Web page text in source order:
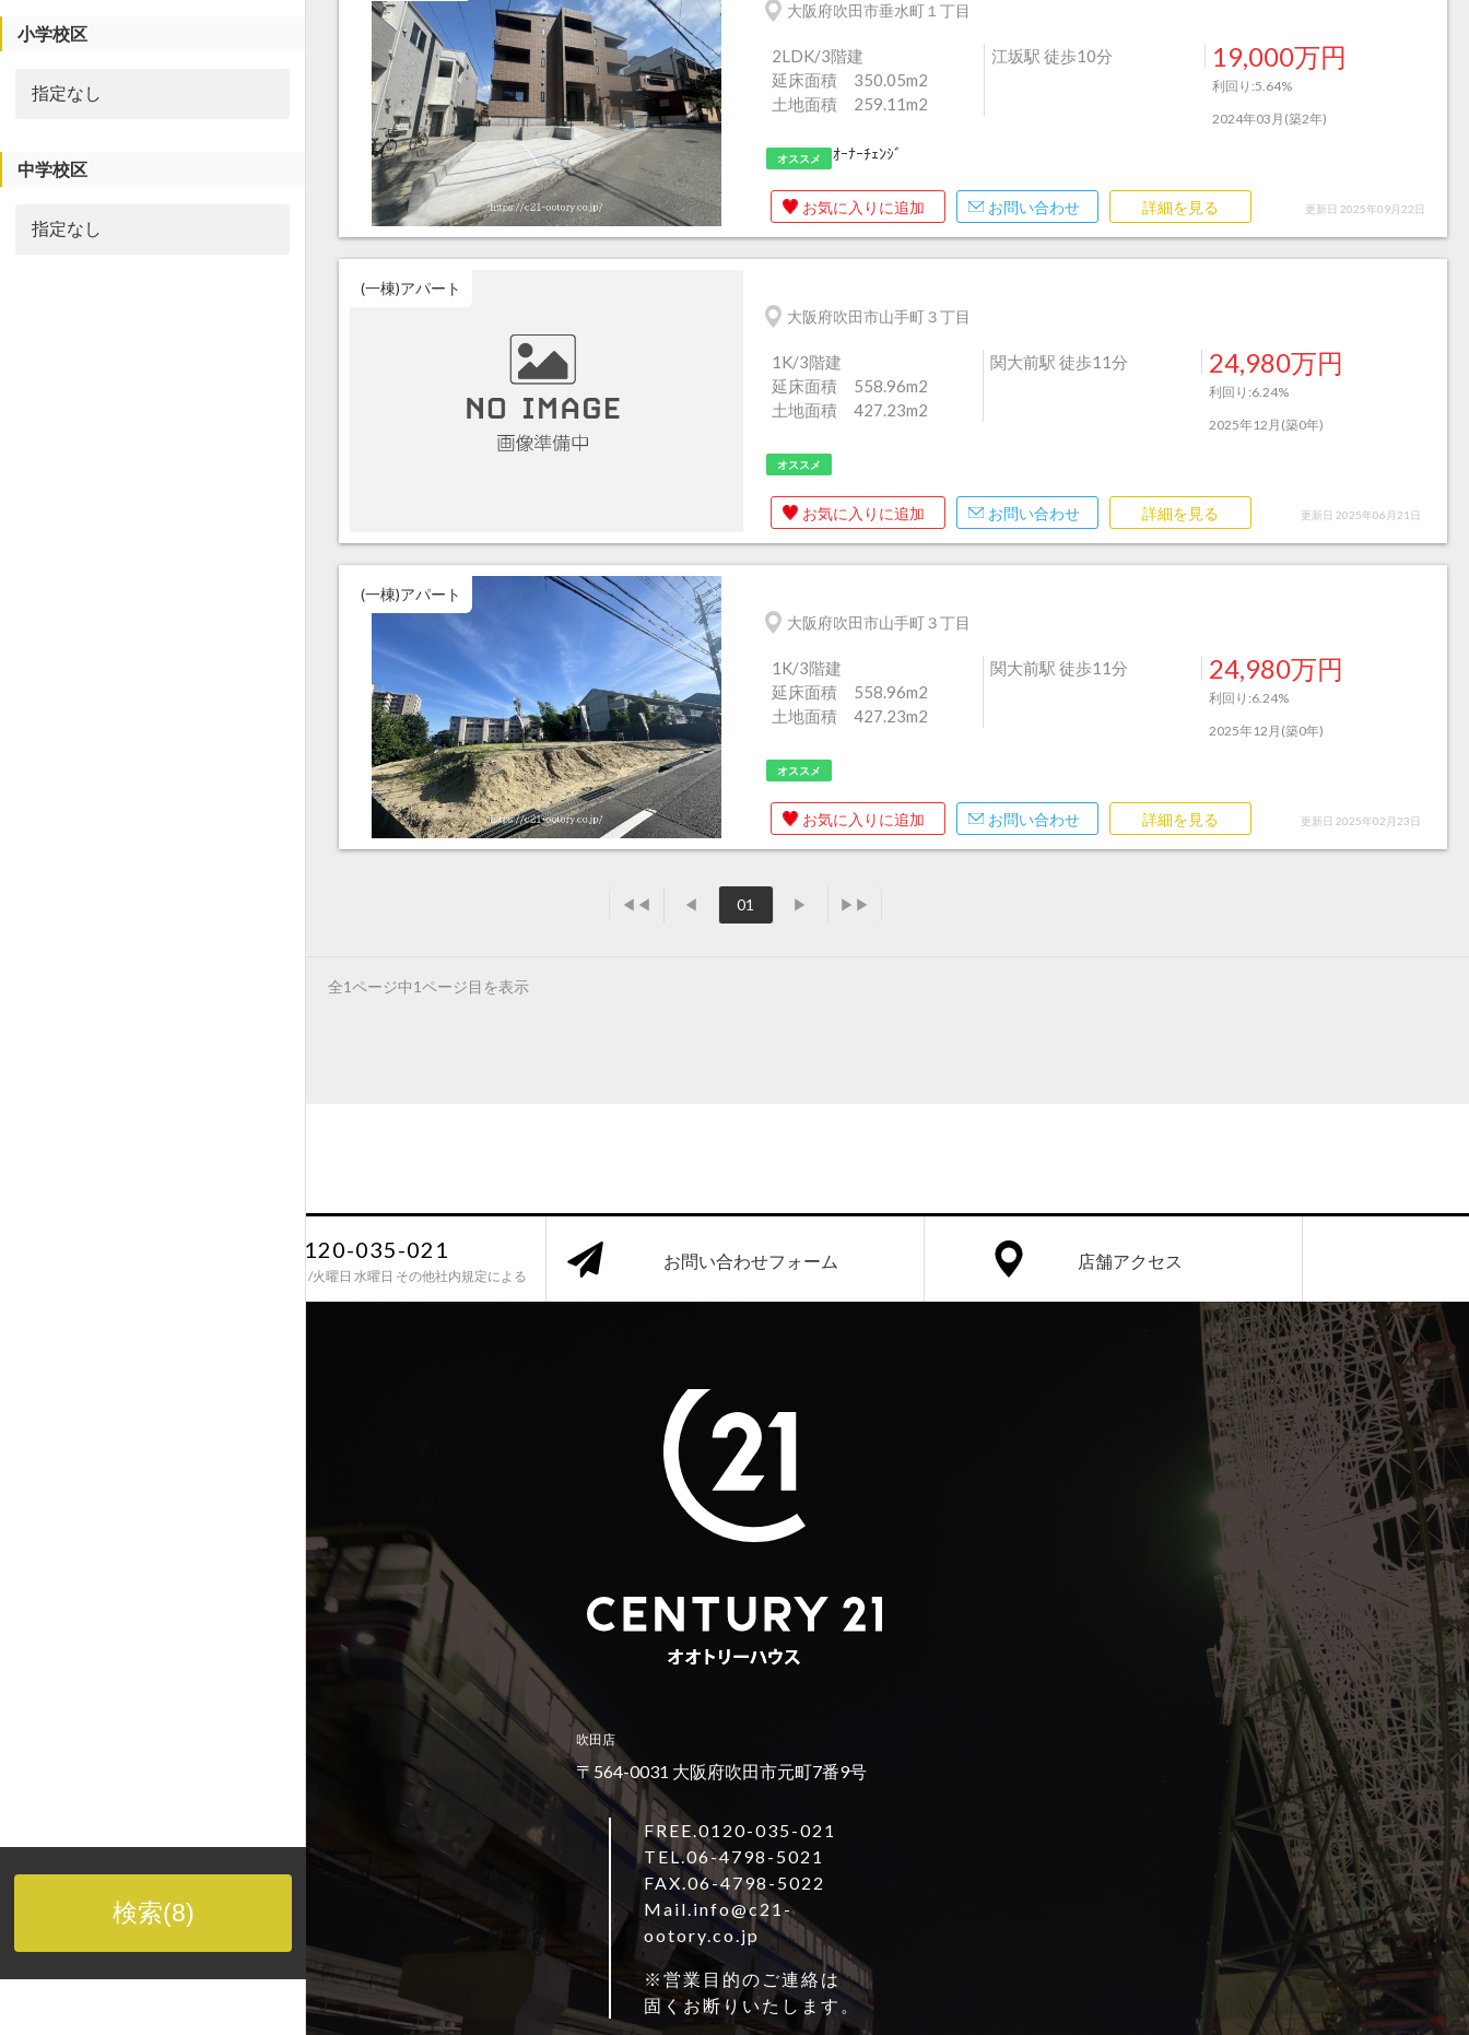
小学校区
中学校区
検索(8)
大阪府吹田市垂水町１丁目
2LDK/3階建
延床面積 350.05m2
土地面積 259.11m2
江坂駅 徒歩10分 19,000万円
利回り:5.64%
2024年03月(築2年)
オススメ ｵｰﾅｰﾁｪﾝｼﾞ
お気に入りに追加 お問い合わせ 詳細を見る 更新日 2025年09月22日
(一棟)アパート
大阪府吹田市山手町３丁目
1K/3階建
延床面積 558.96m2
土地面積 427.23m2
関大前駅 徒歩11分 24,980万円
利回り:6.24%
2025年12月(築0年)
オススメ
お気に入りに追加 お問い合わせ 詳細を見る 更新日 2025年06月21日
(一棟)アパート
大阪府吹田市山手町３丁目
1K/3階建
延床面積 558.96m2
土地面積 427.23m2
関大前駅 徒歩11分 24,980万円
利回り:6.24%
2025年12月(築0年)
オススメ
お気に入りに追加 お問い合わせ 詳細を見る 更新日 2025年02月23日
◀◀ ◀ 01 ▶ ▶▶
全1ページ中1ページ目を表示
0120-035-021
10:00～19:00 定休日/火曜日 水曜日 その他社内規定による
お問い合わせフォーム 店舗アクセス
吹田店
〒564-0031 大阪府吹田市元町7番9号
FREE.0120-035-021
TEL.06-4798-5021
FAX.06-4798-5022
Mail.info@c21-
ootory.co.jp
※営業目的のご連絡は
固くお断りいたします。